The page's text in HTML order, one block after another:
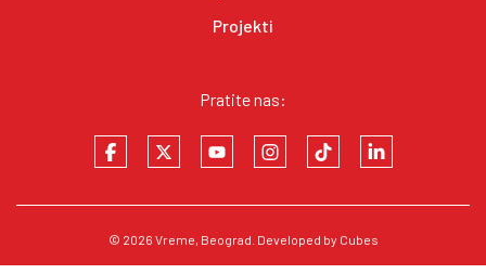
Projekti
Pratite nas:
© 2026 Vreme, Beograd. Developed by Cubes